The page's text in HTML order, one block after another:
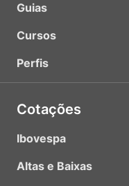
Guias
Cursos
Perfis
Cotações
Ibovespa
Altas e Baixas